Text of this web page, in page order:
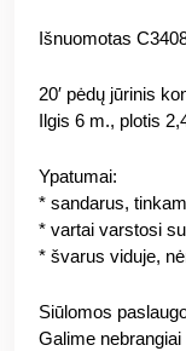
Išnuomotas
20′ pėdų jūrinis
Ilgis 6 m., plotis
Ypatumai:
* sandarus,
* vartai varstosi
* švarus viduje,
Siūlomos
Galime